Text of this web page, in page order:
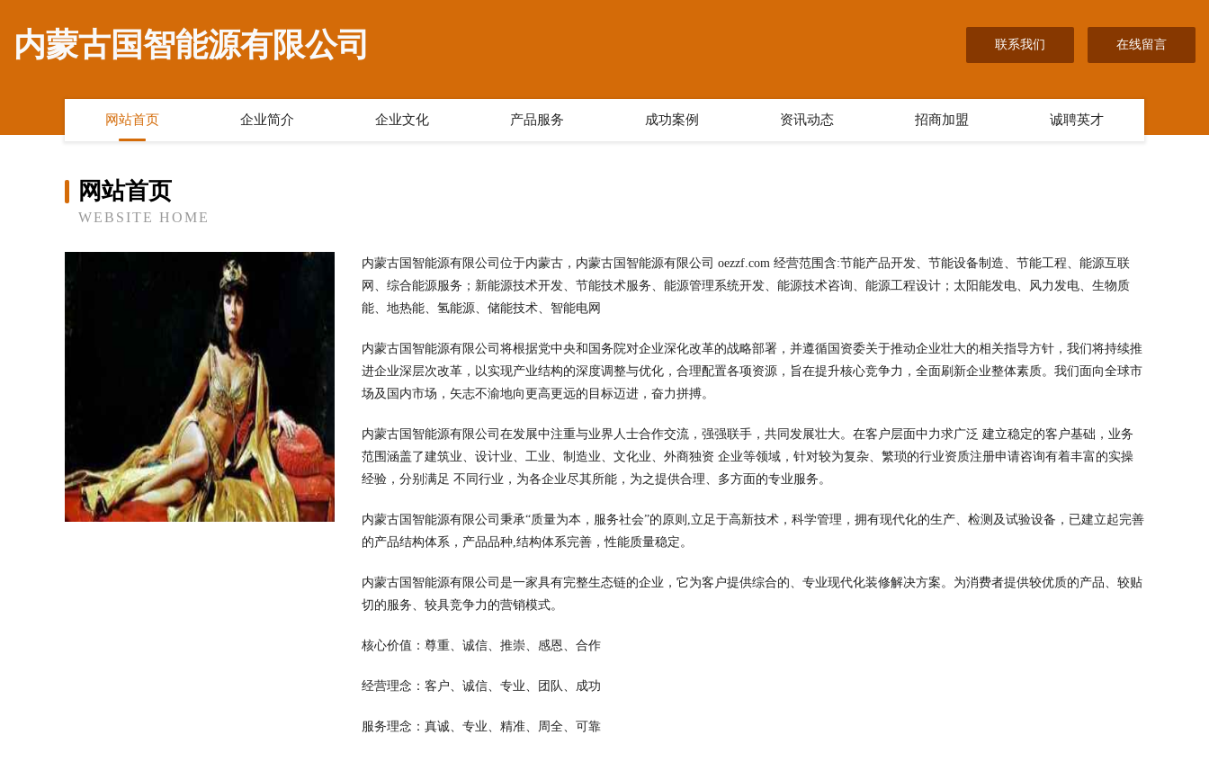
内蒙古国智能源有限公司 联系我们 在线留言
网站首页 企业简介 企业文化 产品服务 成功案例 资讯动态 招商加盟 诚聘英才
网站首页
WEBSITE HOME
内蒙古国智能源有限公司位于内蒙古，内蒙古国智能源有限公司 oezzf.com 经营范围含:节能产品开发、节能设备制造、节能工程、能源互联
网、综合能源服务；新能源技术开发、节能技术服务、能源管理系统开发、能源技术咨询、能源工程设计；太阳能发电、风力发电、生物质
能、地热能、氢能源、储能技术、智能电网
内蒙古国智能源有限公司将根据党中央和国务院对企业深化改革的战略部署，并遵循国资委关于推动企业壮大的相关指导方针，我们将持续推
进企业深层次改革，以实现产业结构的深度调整与优化，合理配置各项资源，旨在提升核心竞争力，全面刷新企业整体素质。我们面向全球市
场及国内市场，矢志不渝地向更高更远的目标迈进，奋力拼搏。
内蒙古国智能源有限公司在发展中注重与业界人士合作交流，强强联手，共同发展壮大。在客户层面中力求广泛 建立稳定的客户基础，业务
范围涵盖了建筑业、设计业、工业、制造业、文化业、外商独资 企业等领域，针对较为复杂、繁琐的行业资质注册申请咨询有着丰富的实操
经验，分别满足 不同行业，为各企业尽其所能，为之提供合理、多方面的专业服务。
内蒙古国智能源有限公司秉承“质量为本，服务社会”的原则,立足于高新技术，科学管理，拥有现代化的生产、检测及试验设备，已建立起完善
的产品结构体系，产品品种,结构体系完善，性能质量稳定。
内蒙古国智能源有限公司是一家具有完整生态链的企业，它为客户提供综合的、专业现代化装修解决方案。为消费者提供较优质的产品、较贴
切的服务、较具竞争力的营销模式。
核心价值：尊重、诚信、推崇、感恩、合作
经营理念：客户、诚信、专业、团队、成功
服务理念：真诚、专业、精准、周全、可靠